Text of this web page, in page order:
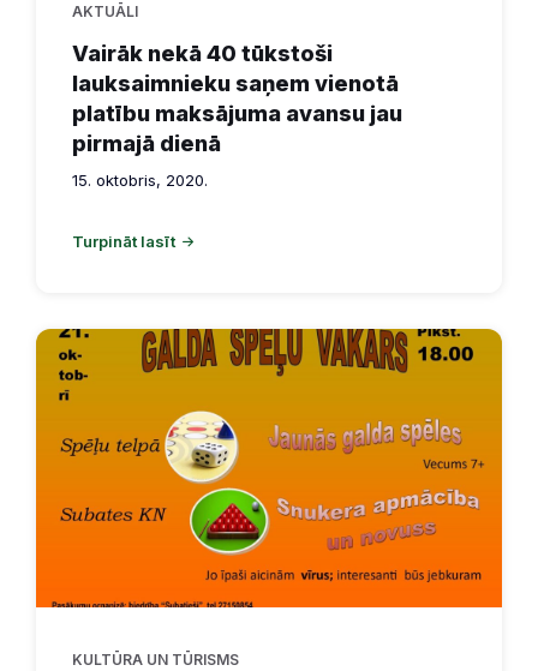
AKTUĀLI
Vairāk nekā 40 tūkstoši
lauksaimnieku saņem vienotā
platību maksājuma avansu jau
pirmajā dienā
15. oktobris, 2020.
Turpināt lasīt
KULTŪRA UN TŪRISMS